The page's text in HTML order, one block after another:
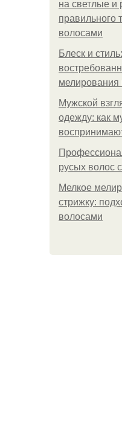
на светлые и
правильного
волосами
Блеск и
мелирования
Мужской
одежду: как
русых волос
Мелкое
стрижку:
волосами